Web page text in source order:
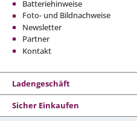
Batteriehinweise
Foto- und Bildnachweise
Newsletter
Partner
Kontakt
Ladengeschäft
Sicher Einkaufen